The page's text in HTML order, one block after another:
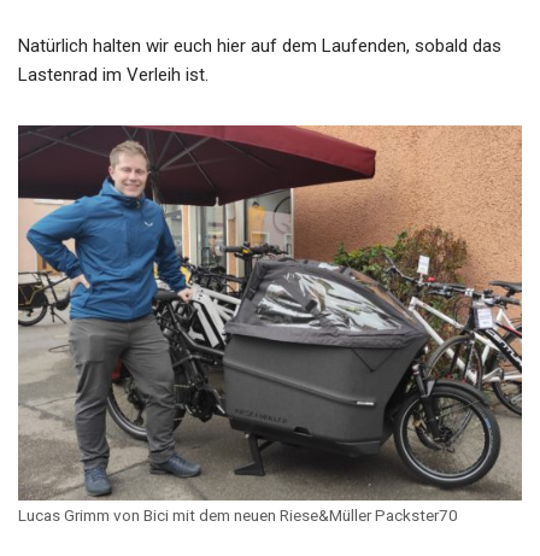
Natürlich halten wir euch hier auf dem Laufenden, sobald das
Lastenrad im Verleih ist.
Lucas Grimm von Bici mit dem neuen Riese&Müller Packster70